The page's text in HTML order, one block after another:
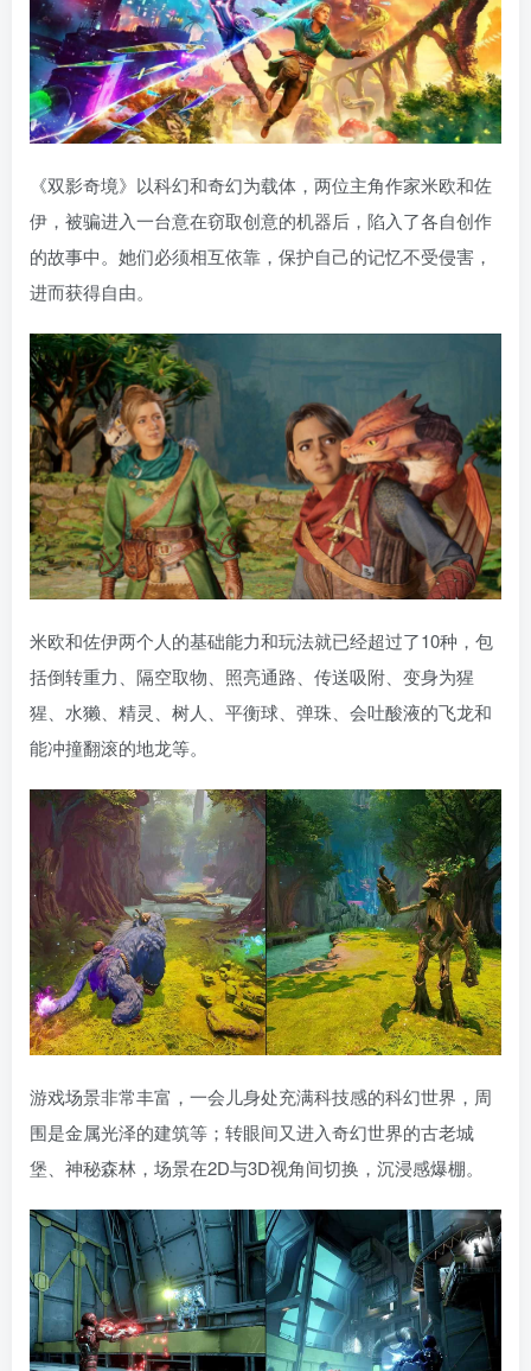
《双影奇境》以科幻和奇幻为载体，两位主角作家米欧和佐
伊，被骗进入一台意在窃取创意的机器后，陷入了各自创作
的故事中。她们必须相互依靠，保护自己的记忆不受侵害，
进而获得自由。
米欧和佐伊两个人的基础能力和玩法就已经超过了10种，包
括倒转重力、隔空取物、照亮通路、传送吸附、变身为猩
猩、水獭、精灵、树人、平衡球、弹珠、会吐酸液的飞龙和
能冲撞翻滚的地龙等。
游戏场景非常丰富，一会儿身处充满科技感的科幻世界，周
围是金属光泽的建筑等；转眼间又进入奇幻世界的古老城
堡、神秘森林，场景在2D与3D视角间切换，沉浸感爆棚。